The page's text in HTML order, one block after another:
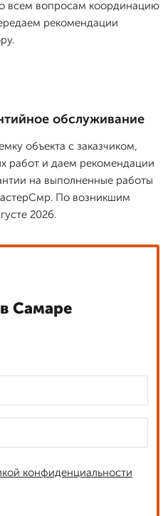
всем вопросам координацию
рекомендации
обслуживание
объекта с заказчиком,
работ и даем рекомендации
на выполненные работы
По возникшим
2026.
Самаре
конфиденциальности